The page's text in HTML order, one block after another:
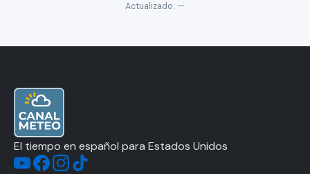
Actualizado: —
El tiempo en español para Estados Unidos